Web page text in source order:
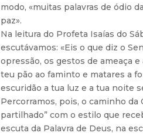
modo, «muitas palavras de ódio
paz».
Na leitura do Profeta Isaías do
escutávamos: «Eis o que diz o
opressão, os gestos de ameaça
teu pão ao faminto e matares a
escuridão a tua luz e a tua noite
Percorramos, pois, o caminho da
partilhado” com o estilo que
escuta da Palavra de Deus, na